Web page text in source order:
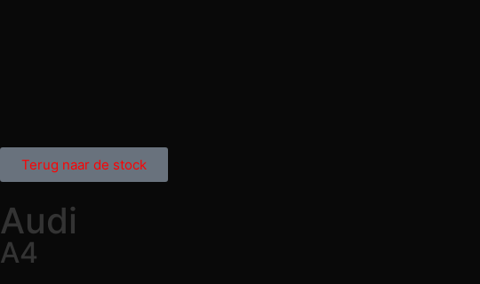
Terug naar de stock
Audi
A4